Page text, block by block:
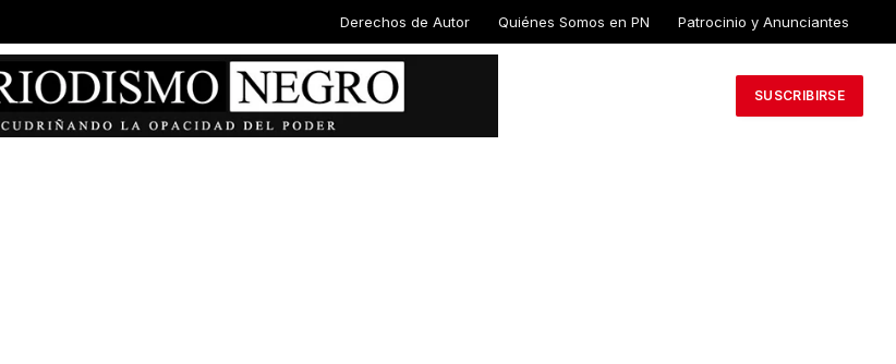
Derechos de Autor Quiénes Somos en PN Patrocinio y Anunciantes
SUSCRIBIRSE